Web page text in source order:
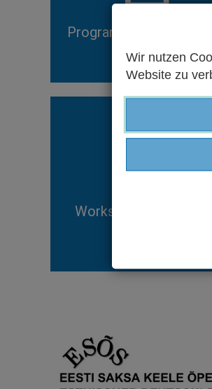
Wir nutzen
Website zu
Programm der BDLT
Workshop-Angebot der